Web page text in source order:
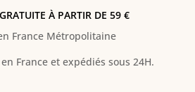
À PARTIR DE 59 €
France Métropolitaine
France et expédiés sous 24H.